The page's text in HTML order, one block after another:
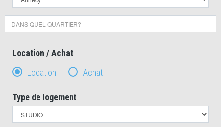
Location / Achat
Location
Achat
Type de logement